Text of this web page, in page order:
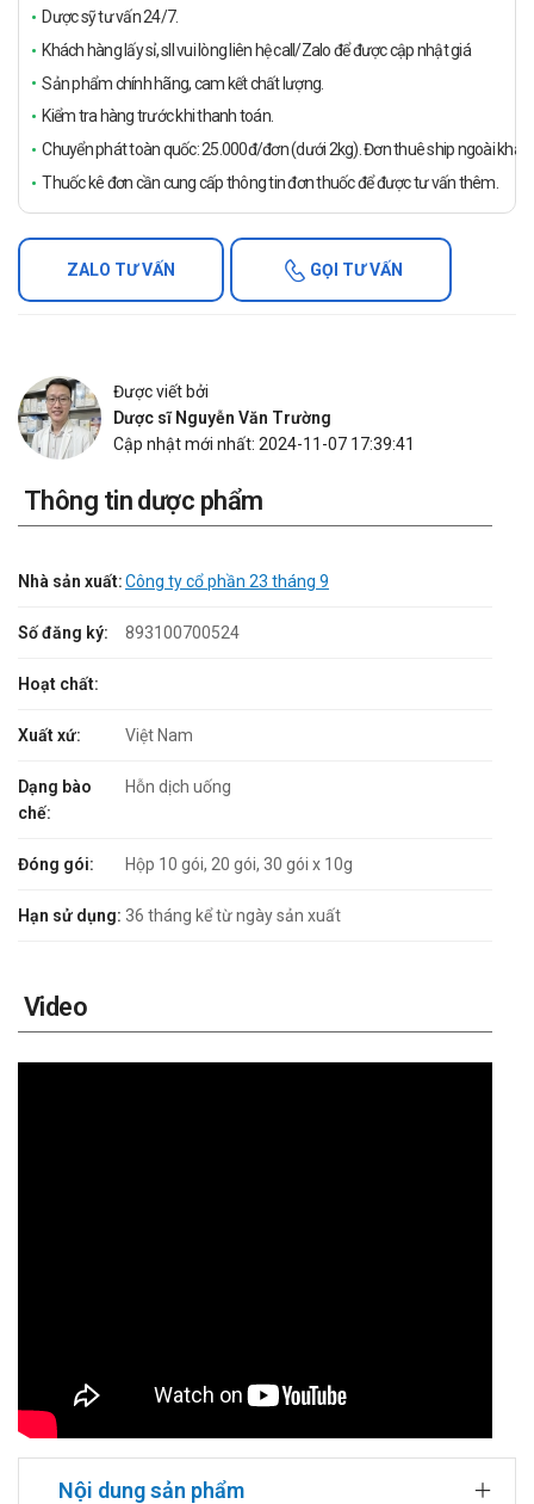
Dược sỹ tư vấn 24/7.
Khách hàng lấy sỉ, sll vui lòng liên hệ call/Zalo để được cập nhật giá
Sản phẩm chính hãng, cam kết chất lượng.
Kiểm tra hàng trước khi thanh toán.
Chuyển phát toàn quốc: 25.000đ/đơn (dưới 2kg). Đơn thuê ship ngoài
Thuốc kê đơn cần cung cấp thông tin đơn thuốc để được tư vấn thêm.
ZALO TƯ VẤN GỌI TƯ VẤN
Được viết bởi
Dược sĩ Nguyễn Văn Trường
Cập nhật mới nhất: 2024-11-07 17:39:41
Thông tin dược phẩm
Nhà sản xuất:Công ty cổ phần 23 tháng 9
Số đăng ký: 893100700524
Hoạt chất:
Xuất xứ: Việt Nam
Dạng bào
chế:
Hỗn dịch uống
Đóng gói: Hộp 10 gói, 20 gói, 30 gói x 10g
Hạn sử dụng: 36 tháng kể từ ngày sản xuất
Video
Nội dung sản phẩm